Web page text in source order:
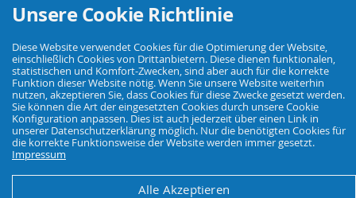
Ihr Fachhandel für Landwirtschaft, Viehhaltung, Haus, Hof und Garten.
© Agrarking. Alle Rechte vorbehalten.
AGBDatenschutzWiderrufsbelehrungImpressum
Unsere Cookie Richtlinie
Diese Website verwendet Cookies für die Optimierung der Website,
einschließlich Cookies von Drittanbietern. Diese dienen funktionalen,
statistischen und Komfort-Zwecken, sind aber auch für die korrekte
Funktion dieser Website nötig. Wenn Sie unsere Website weiterhin
nutzen, akzeptieren Sie, dass Cookies für diese Zwecke gesetzt werden.
Sie können die Art der eingesetzten Cookies durch unsere Cookie
Konfiguration anpassen. Dies ist auch jederzeit über einen Link in
unserer Datenschutzerklärung möglich. Nur die benötigten Cookies für
die korrekte Funktionsweise der Website werden immer gesetzt.
Impressum
Alle Akzeptieren